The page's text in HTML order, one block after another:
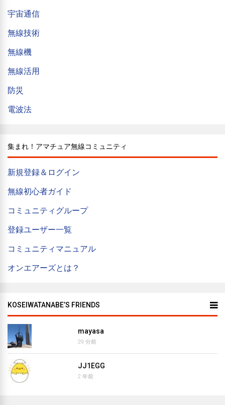
宇宙通信
無線技術
無線機
無線活用
防災
電波法
集まれ！アマチュア無線コミュニティ
新規登録＆ログイン
無線初心者ガイド
コミュニティグループ
登録ユーザー一覧
コミュニティマニュアル
オンエアーズとは？
KOSEIWATANABE’S FRIENDS
mayasa
29 分前
JJ1EGG
2 年前